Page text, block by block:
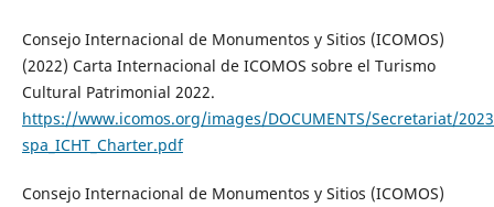
Consejo Internacional de Monumentos y Sitios (ICOMOS)
(2022) Carta Internacional de ICOMOS sobre el Turismo
Cultural Patrimonial 2022.
https://www.icomos.org/images/DOCUMENTS/Secretariat/
spa_ICHT_Charter.pdf
Consejo Internacional de Monumentos y Sitios (ICOMOS)